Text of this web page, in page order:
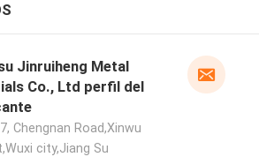
Jinruiheng Metal
Co., Ltd perfil del
Chengnan Road,Xinwu
city,Jiang Su